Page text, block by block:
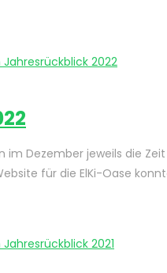
im Dezember jeweils die
für die ElKi-Oase